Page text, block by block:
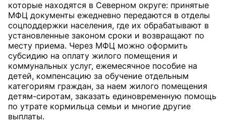
которые находятся в Северном округе: принятые
МФЦ документы ежедневно передаются в отделы
соцподдержки населения, где их обрабатывают в
установленные законом сроки и возвращают по
месту приема. Через МФЦ можно оформить
субсидию на оплату жилого помещения и
коммунальных услуг, ежемесячное пособие на
детей, компенсацию за обучение отдельным
категориям граждан, за наем жилого помещения
детям-сиротам, заказать единовременную помощь
по утрате кормильца семьи и многие другие
выплаты.